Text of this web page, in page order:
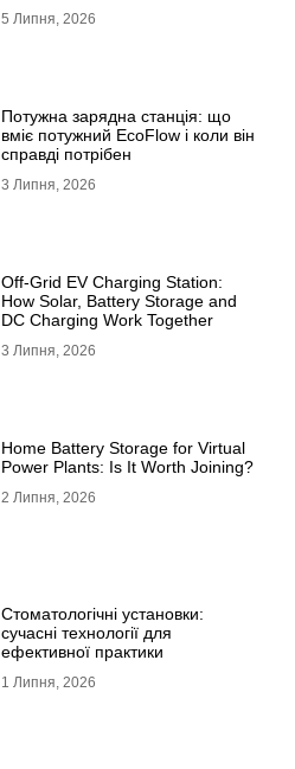
5 Липня, 2026
Потужна зарядна станція: що
вміє потужний EcoFlow і коли він
справді потрібен
3 Липня, 2026
Off-Grid EV Charging Station:
How Solar, Battery Storage and
DC Charging Work Together
3 Липня, 2026
Home Battery Storage for Virtual
Power Plants: Is It Worth Joining?
2 Липня, 2026
Стоматологічні установки:
сучасні технології для
ефективної практики
1 Липня, 2026